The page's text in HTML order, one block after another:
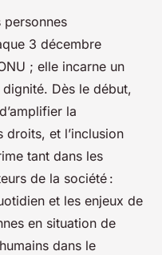
personnes
3 décembre
; elle incarne un
Dès le début,
la
droits, et l’inclusion
tant dans les
de la société :
et les enjeux de
en situation de
dans le